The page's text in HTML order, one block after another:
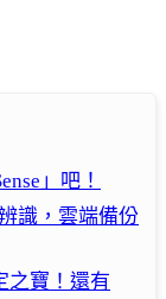
」吧！
識，雲端備份
之寶！還有